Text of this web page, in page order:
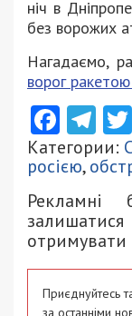
ніч в
без ворожих
Нагадаємо,
ворог
Категории:
росією,
отримувати
Приєднуйтесь
за останніми